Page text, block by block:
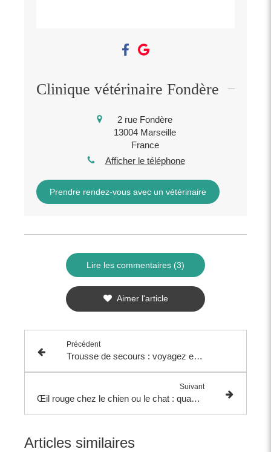
Clinique vétérinaire Fondère
2 rue Fondère
13004 Marseille
France
Afficher le téléphone
Prendre rendez-vous avec un vétérinaire
Lire les commentaires (3)
Aimer l'article
Précédent
Trousse de secours : voyagez en toute tranquillité avec les essentiels pour soigner vos animaux de compagnie
Suivant
Œil rouge chez le chien ou le chat : quand faut-il s’inquiéter ?
Articles similaires